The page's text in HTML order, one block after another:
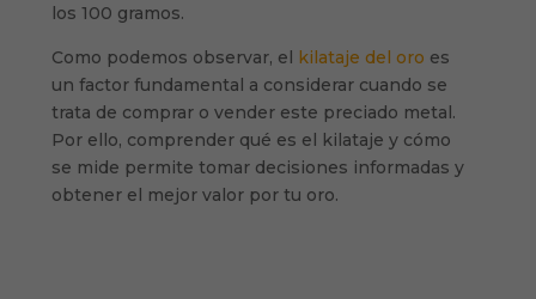
los 100 gramos.
Como podemos observar, el kilataje del oro es
un factor fundamental a considerar cuando se
trata de comprar o vender este preciado metal.
Por ello, comprender qué es el kilataje y cómo
se mide permite tomar decisiones informadas y
obtener el mejor valor por tu oro.